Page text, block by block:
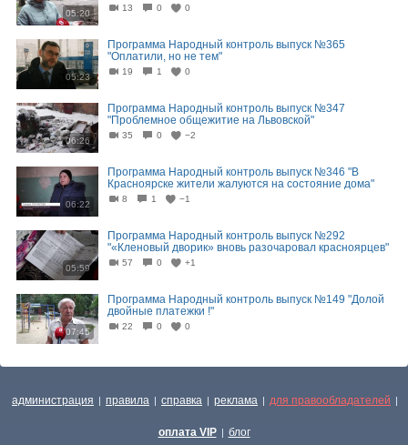
05:20
13 0 0
05:23
Программа Народный контроль выпуск №365
"Оплатили, но не тем"
19 1 0
06:26
Программа Народный контроль выпуск №347
"Проблемное общежитие на Львовской"
35 0 −2
06:22
Программа Народный контроль выпуск №346 "В
Красноярске жители жалуются на состояние дома"
8 1 −1
05:59
Программа Народный контроль выпуск №292
"«Кленовый дворик» вновь разочаровал красноярцев"
57 0 +1
07:45
Программа Народный контроль выпуск №149 "Долой
двойные платежки !"
22 0 0
администрация | правила | справка | реклама | для правообладателей |
оплата VIP | блог